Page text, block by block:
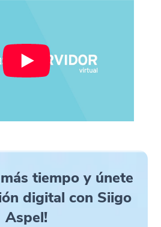
tiempo y únete
digital con Siigo
Aspel!